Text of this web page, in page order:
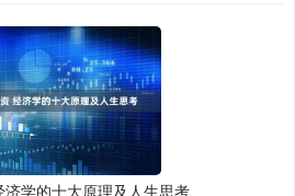
学的十大原理及人生思考